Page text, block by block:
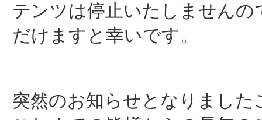
テンツは停止いたしません
だけますと幸いです。
突然のお知らせとなりまし